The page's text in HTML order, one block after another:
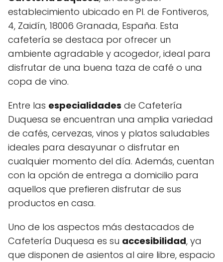
establecimiento ubicado en Pl. de Fontiveros,
4, Zaidín, 18006 Granada, España. Esta
cafetería se destaca por ofrecer un
ambiente agradable y acogedor, ideal para
disfrutar de una buena taza de café o una
copa de vino.
Entre las especialidades de Cafetería
Duquesa se encuentran una amplia variedad
de cafés, cervezas, vinos y platos saludables
ideales para desayunar o disfrutar en
cualquier momento del día. Además, cuentan
con la opción de entrega a domicilio para
aquellos que prefieren disfrutar de sus
productos en casa.
Uno de los aspectos más destacados de
Cafetería Duquesa es su accesibilidad, ya
que disponen de asientos al aire libre, espacio